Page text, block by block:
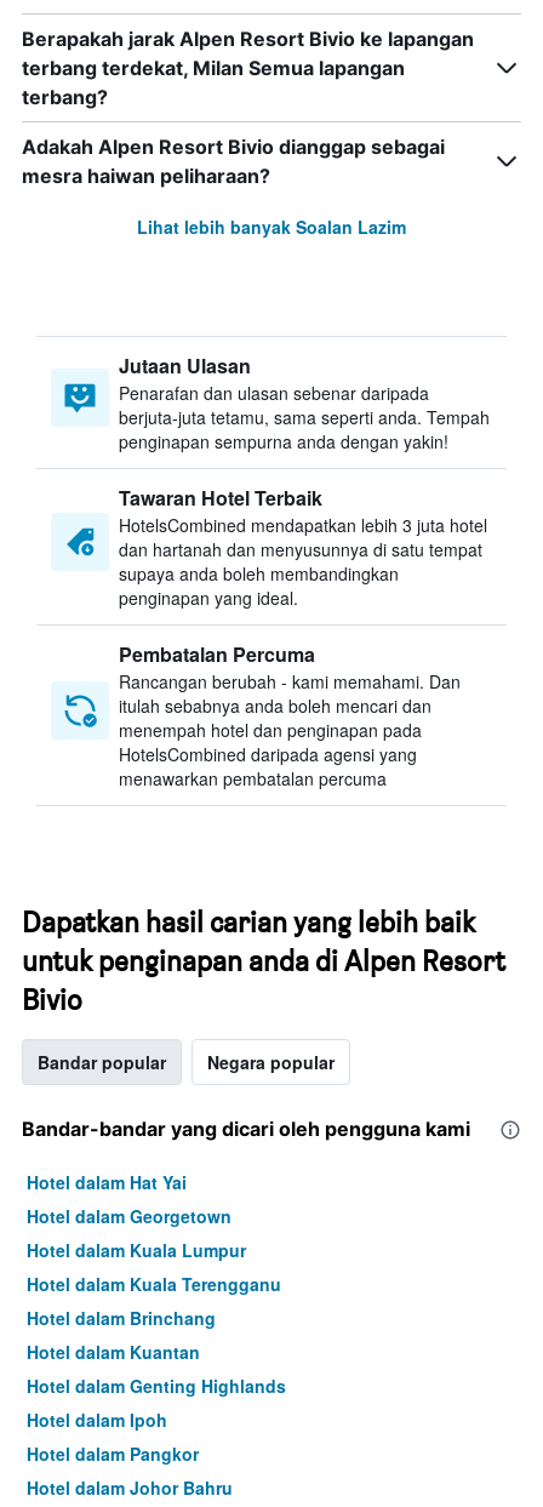
Berapakah jarak Alpen Resort Bivio ke lapangan
terbang terdekat, Milan Semua lapangan
terbang?
Adakah Alpen Resort Bivio dianggap sebagai
mesra haiwan peliharaan?
Lihat lebih banyak Soalan Lazim
Jutaan Ulasan
Penarafan dan ulasan sebenar daripada
berjuta-juta tetamu, sama seperti anda. Tempah
penginapan sempurna anda dengan yakin!
Tawaran Hotel Terbaik
HotelsCombined mendapatkan lebih 3 juta hotel
dan hartanah dan menyusunnya di satu tempat
supaya anda boleh membandingkan
penginapan yang ideal.
Pembatalan Percuma
Rancangan berubah - kami memahami. Dan
itulah sebabnya anda boleh mencari dan
menempah hotel dan penginapan pada
HotelsCombined daripada agensi yang
menawarkan pembatalan percuma
Dapatkan hasil carian yang lebih baik
untuk penginapan anda di Alpen Resort
Bivio
Bandar popular Negara popular
Bandar-bandar yang dicari oleh pengguna kami
Hotel dalam Hat Yai
Hotel dalam Georgetown
Hotel dalam Kuala Lumpur
Hotel dalam Kuala Terengganu
Hotel dalam Brinchang
Hotel dalam Kuantan
Hotel dalam Genting Highlands
Hotel dalam Ipoh
Hotel dalam Pangkor
Hotel dalam Johor Bahru